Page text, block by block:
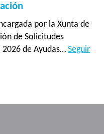
Centro
do
por la Xunta de
de Solicitudes
de Ayudas… Seguir